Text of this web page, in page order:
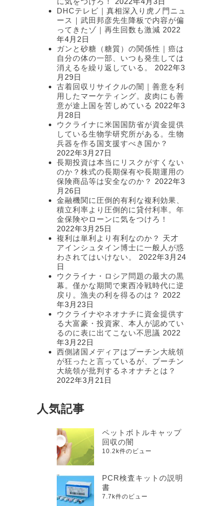
DHCテレビ｜真相深入り虎ノ門ニュ
ース｜武田邦彦先生降板で内容が偏
ってきたゾ｜再生回数も激減 2022
年4月2日
ガンと砂糖（糖質）の関係性｜癌は
自分の体の一部、いつも発生しては
消えるを繰り返している。
2022年3
月29日
古着回収リサイクルの闇｜善意を利
用したマーケティング。皮肉にも善
意が途上国を苦しめている 2022年3
月28日
ウクライナに米国国防省が資金提供
している生物学研究所がある。生物
兵器を作る国支援すべき国か？
2022年3月27日
長期投資は本当にリスクがすくない
のか？株式の長期保有や長期運用の
保険商品等は安全なのか？
2022年3
月26日
金融機関に圧倒的有利な複利効果、
積立利率より圧倒的に貸付利率。年
金保険やローンに気をつけろ！
2022年3月25日
複利は単利より有利なのか？ 天才
アインシュタイン博士に一般人が惑
わされてはいけない。
2022年3月24
日
ウクライナ・ロシア問題の最大の黒
幕。僅かな期間で東西冷戦時代に逆
戻り。漁夫の利を得るのは？
2022
年3月23日
ウクライナやネオナチに資金提供す
る大富豪・投資家、本人が認めてい
るのに表に出てこない不思議 2022
年3月22日
西側諸国メディアはプーチン大統領
が狂ったと言っているが、プーチン
大統領が批判するネオナチとは？
2022年3月21日
人気記事
ペットボトルキャップ
回収の闇
10.2k件のビュー
PCR検査キットの説明
書
7.7k件のビュー